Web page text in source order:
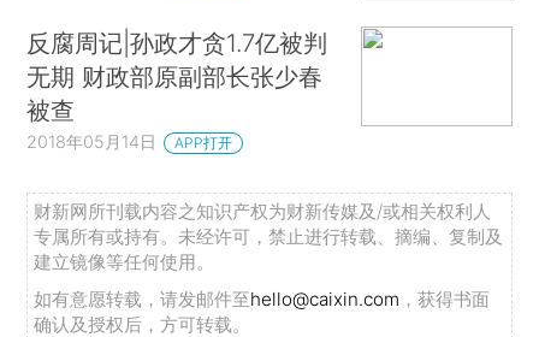
反腐周记|孙政才贪1.7亿被判
无期 财政部原副部长张少春
被查
2018年05月14日 APP打开
财新网所刊载内容之知识产权为财新传媒及/或相关权利人
专属所有或持有。未经许可，禁止进行转载、摘编、复制及
建立镜像等任何使用。
如有意愿转载，请发邮件至hello@caixin.com ，获得书面
确认及授权后，方可转载。